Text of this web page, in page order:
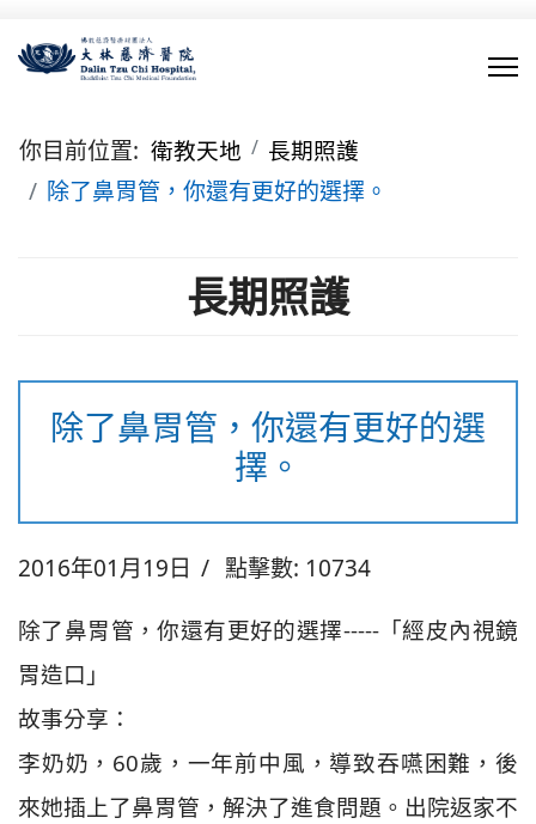
你目前位置: 衛教天地 長期照護
除了鼻胃管，你還有更好的選擇。
長期照護
除了鼻胃管，你還有更好的選
擇。
2016年01月19日 點擊數: 10734
除了鼻胃管，你還有更好的選擇-----「經皮內視鏡
胃造口」
故事分享：
李奶奶，60歲，一年前中風，導致吞嚥困難，後
來她插上了鼻胃管，解決了進食問題。出院返家不